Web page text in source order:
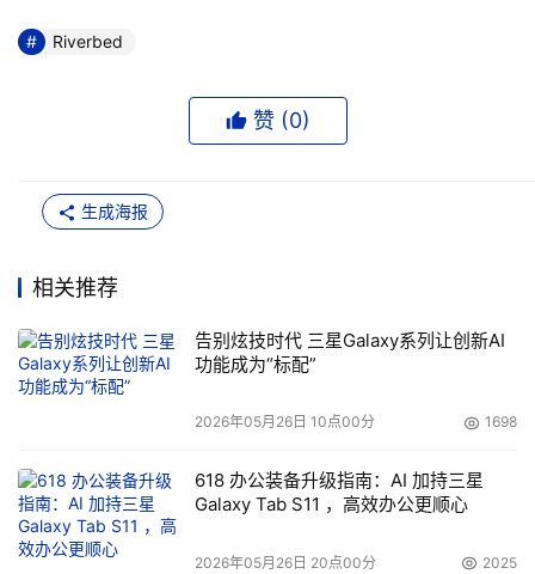
Riverbed
赞 (0)
生成海报
相关推荐
告别炫技时代 三星Galaxy系列让创新AI
功能成为“标配”
2026年05月26日 10点00分 1698
618 办公装备升级指南：AI 加持三星
Galaxy Tab S11 ，高效办公更顺心
2026年05月26日 20点00分 2025